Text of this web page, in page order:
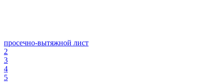
просечно-вытяжной лист
2
3
4
5